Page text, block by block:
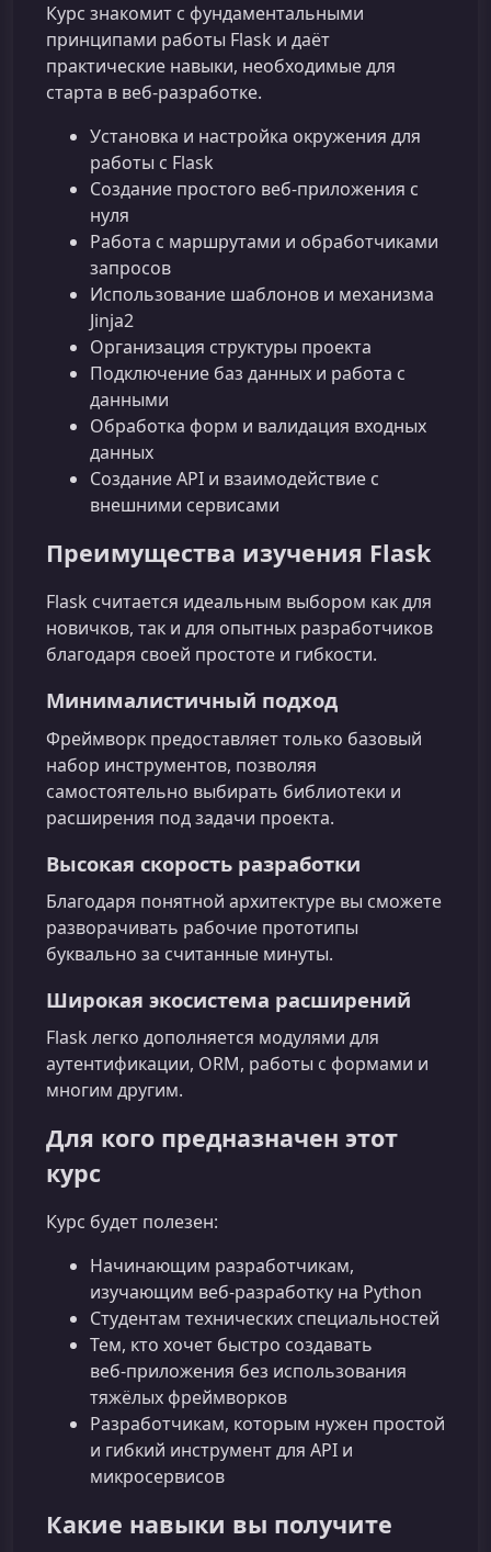
Курс знакомит с фундаментальными
принципами работы Flask и даёт
практические навыки, необходимые для
старта в веб‑разработке.
Установка и настройка окружения для
работы с Flask
Создание простого веб‑приложения с
нуля
Работа с маршрутами и обработчиками
запросов
Использование шаблонов и механизма
Jinja2
Организация структуры проекта
Подключение баз данных и работа с
данными
Обработка форм и валидация входных
данных
Создание API и взаимодействие с
внешними сервисами
Преимущества изучения Flask
Flask считается идеальным выбором как для
новичков, так и для опытных разработчиков
благодаря своей простоте и гибкости.
Минималистичный подход
Фреймворк предоставляет только базовый
набор инструментов, позволяя
самостоятельно выбирать библиотеки и
расширения под задачи проекта.
Высокая скорость разработки
Благодаря понятной архитектуре вы сможете
разворачивать рабочие прототипы
буквально за считанные минуты.
Широкая экосистема расширений
Flask легко дополняется модулями для
аутентификации, ORM, работы с формами и
многим другим.
Для кого предназначен этот
курс
Курс будет полезен:
Начинающим разработчикам,
изучающим веб‑разработку на Python
Студентам технических специальностей
Тем, кто хочет быстро создавать
веб‑приложения без использования
тяжёлых фреймворков
Разработчикам, которым нужен простой
и гибкий инструмент для API и
микросервисов
Какие навыки вы получите